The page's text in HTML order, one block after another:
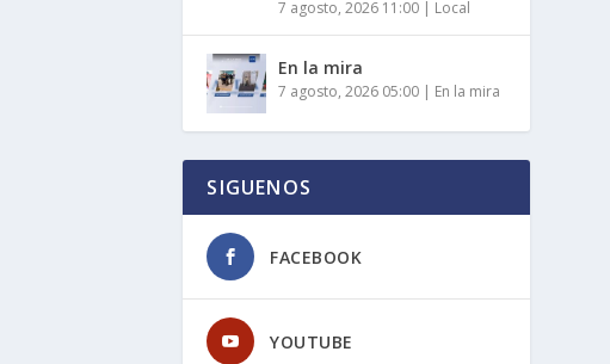
7 agosto, 2026 11:00 | Local
En la mira
7 agosto, 2026 05:00 | En la mira
SIGUENOS
FACEBOOK
YOUTUBE